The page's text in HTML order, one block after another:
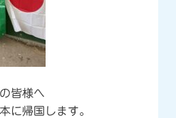
皆様へ
に帰国します。